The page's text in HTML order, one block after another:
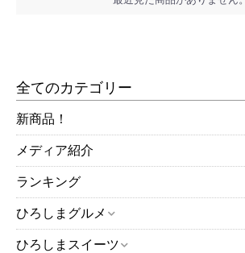
全てのカテゴリー
新商品！
メディア紹介
ランキング
ひろしまグルメ
ひろしまスイーツ